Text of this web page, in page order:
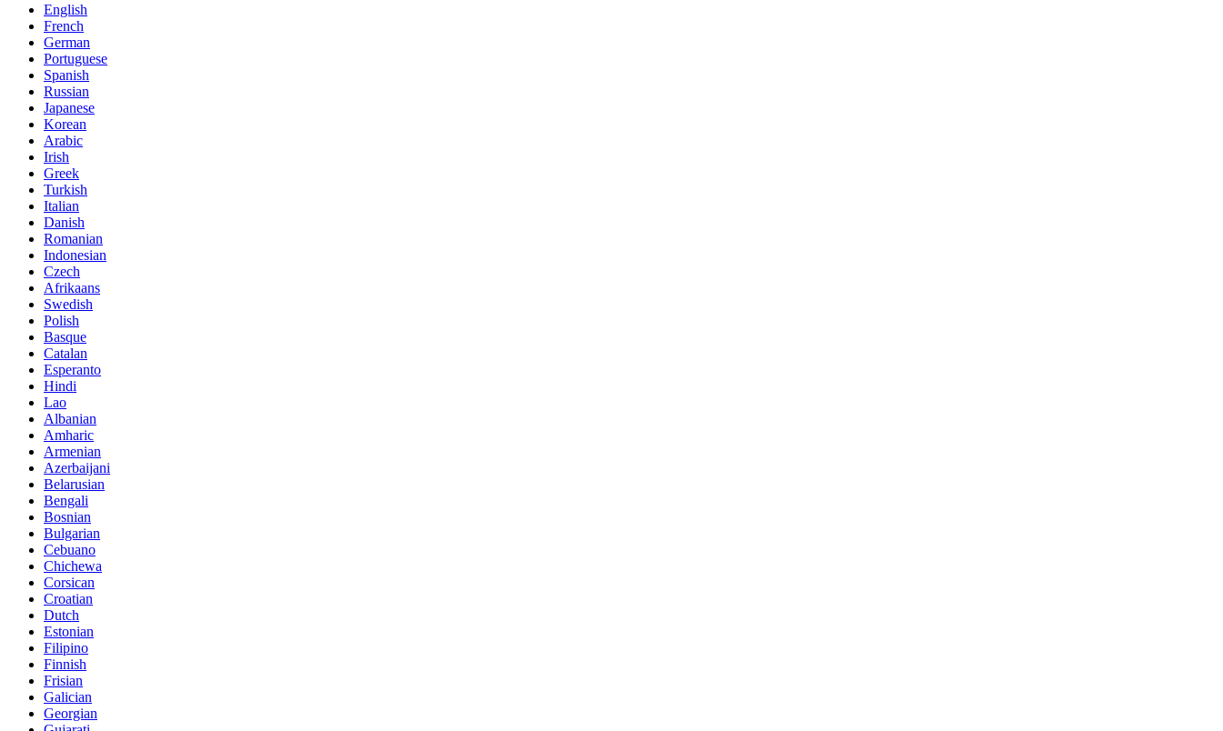
English
French
German
Portuguese
Spanish
Russian
Japanese
Korean
Arabic
Irish
Greek
Turkish
Italian
Danish
Romanian
Indonesian
Czech
Afrikaans
Swedish
Polish
Basque
Catalan
Esperanto
Hindi
Lao
Albanian
Amharic
Armenian
Azerbaijani
Belarusian
Bengali
Bosnian
Bulgarian
Cebuano
Chichewa
Corsican
Croatian
Dutch
Estonian
Filipino
Finnish
Frisian
Galician
Georgian